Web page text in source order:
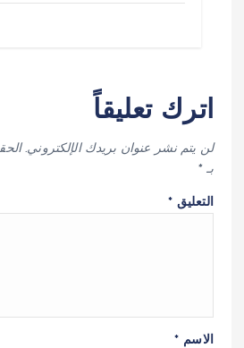
اترك تعليقاً
لن يتم نشر عنوان بريدك الإلكتروني.
بـ*
التعليق*
الاسم *